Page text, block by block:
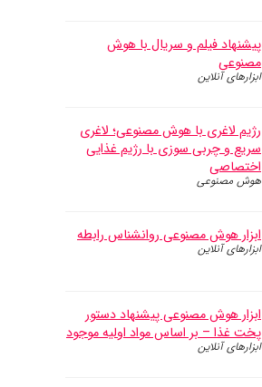
پیشنهاد فیلم و سریال با هوش
مصنوعی
ابزارهای آنلاین
رژیم لاغری با هوش مصنوعی؛ لاغری
سریع و چربی سوزی با رژیم غذایی
اختصاصی
هوش مصنوعی
ابزار هوش مصنوعی روانشناس رابطه
ابزارهای آنلاین
ابزار هوش مصنوعی پیشنهاد دستور
پخت غذا – بر اساس مواد اولیه موجود
ابزارهای آنلاین